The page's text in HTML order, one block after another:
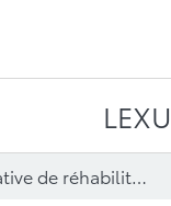
Toyota annonce une nouvelle initiative de réhabilitation de la région de Tohoku